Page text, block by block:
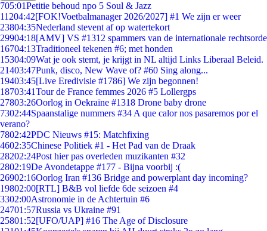
705:01Petitie behoud npo 5 Soul & Jazz
11204:42[FOK!Voetbalmanager 2026/2027] #1 We zijn er weer
23804:35Nederland stevent af op watertekort
29904:18[AMV] VS #1312 spammers van de internationale rechtsorde
16704:13Traditioneel tekenen #6; met honden
15304:09Wat je ook stemt, je krijgt in NL altijd Links Liberaal Beleid.
21403:47Punk, disco, New Wave of? #60 Sing along...
19403:45[Live Eredivisie #1786] We zijn begonnen!
18703:41Tour de France femmes 2026 #5 Lollergps
27803:26Oorlog in Oekraïne #1318 Drone baby drone
7302:44Spaanstalige nummers #34 A que calor nos pasaremos por el
verano?
7802:42PDC Nieuws #15: Matchfixing
4602:35Chinese Politiek #1 - Het Pad van de Draak
28202:24Post hier pas overleden muzikanten #32
2802:19De Avondetappe #177 - Bijna voorbij :(
26902:16Oorlog Iran #136 Bridge and powerplant day incoming?
19802:00[RTL] B&B vol liefde 6de seizoen #4
3302:00Astronomie in de Achtertuin #6
24701:57Russia vs Ukraine #91
25801:52[UFO/UAP] #16 The Age of Disclosure